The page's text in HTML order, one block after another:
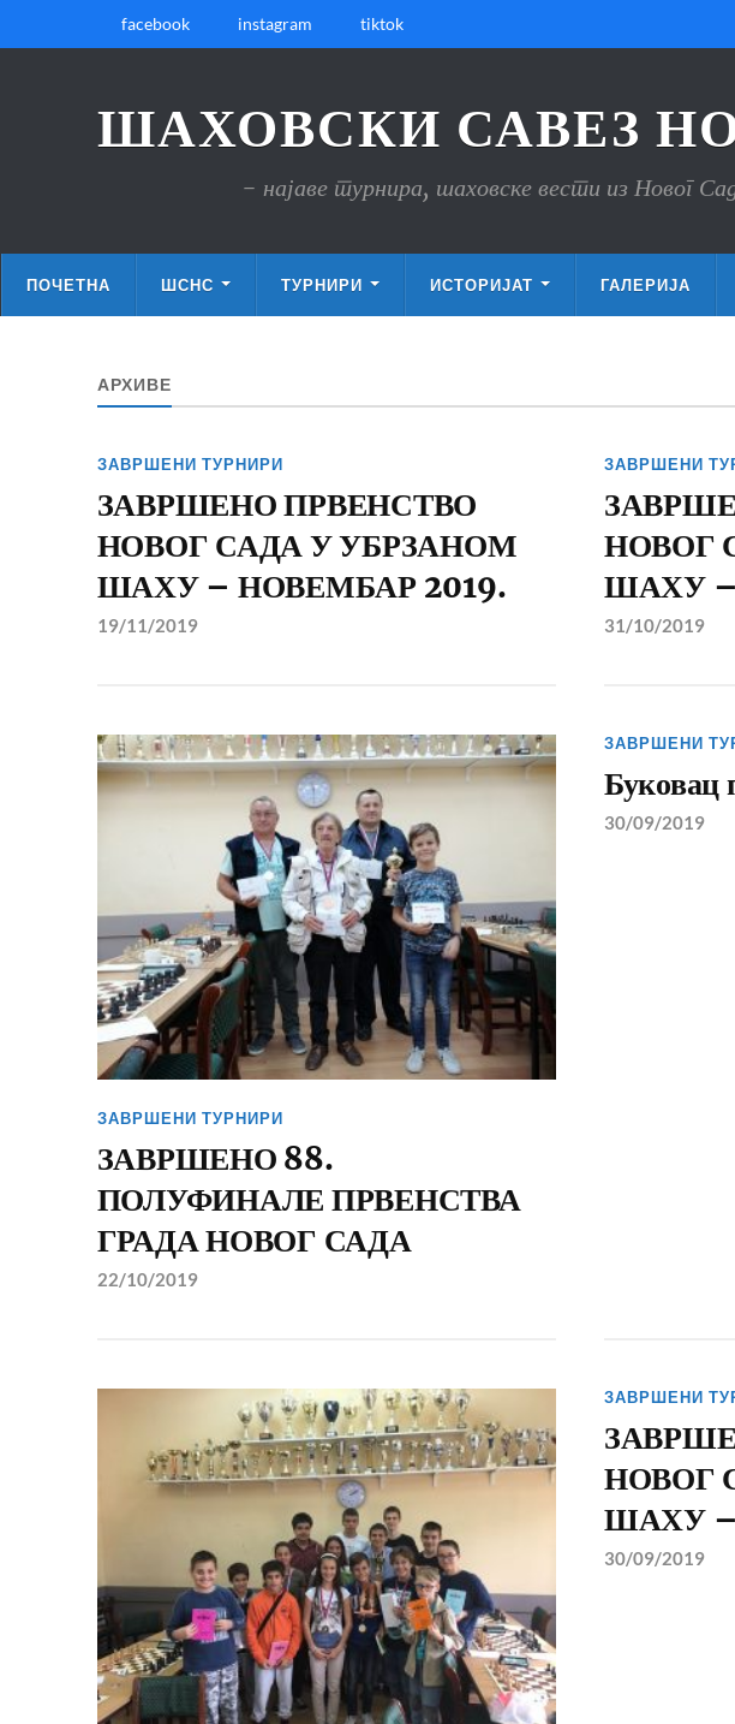
facebook instagram tiktok
ШАХОВСКИ САВЕЗ
- најаве турнира, шаховске вести из Новог
ПОЧЕТНА ШСНС ТУРНИРИ ИСТОРИЈАТ ГАЛЕРИЈА
АРХИВЕ
ЗАВРШЕНИ ТУРНИРИ
ЗАВРШЕНО ПРВЕНСТВО
НОВОГ САДА У УБРЗАНОМ
ШАХУ – НОВЕМБАР 2019.
19/11/2019
ЗАВРШЕНИ
НОВОГ
ШАХУ –
31/10/2019
ЗАВРШЕНИ ТУРНИРИ
ЗАВРШЕНО 88.
ПОЛУФИНАЛЕ ПРВЕНСТВА
ГРАДА НОВОГ САДА
22/10/2019
ЗАВРШЕНИ
Буковац
30/09/2019
ЗАВРШЕНИ
НОВОГ
ШАХУ –
30/09/2019